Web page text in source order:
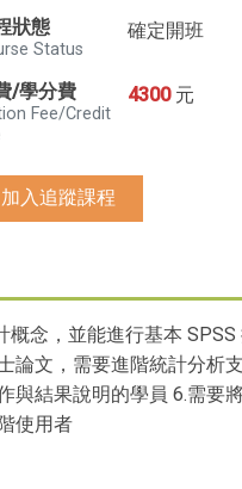
狀態
Status
確定開班
/學分費
Fee/Credit
4300 元
加入追蹤課程
概念，並能進行基本
論文，需要進階統計分析
與結果說明的學員 6.需要
使用者